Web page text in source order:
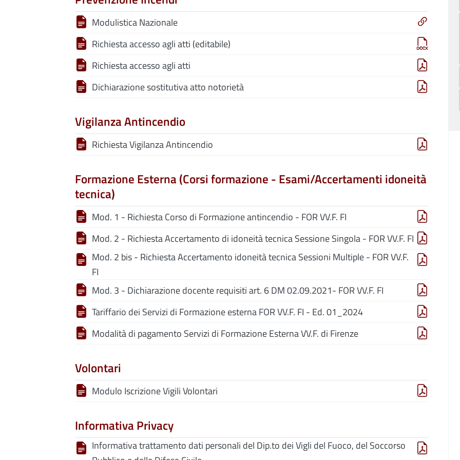
Modulistica Nazionale
Richiesta accesso agli atti (editabile)
Richiesta accesso agli atti
Dichiarazione sostitutiva atto notorietà
Vigilanza Antincendio
Richiesta Vigilanza Antincendio
Formazione Esterna (Corsi formazione - Esami/Accertamenti idoneità
tecnica)
Mod. 1 - Richiesta Corso di Formazione antincendio - FOR VV.F. FI
Mod. 2 - Richiesta Accertamento di idoneità tecnica Sessione Singola - FOR VV.F. FI
Mod. 2 bis - Richiesta Accertamento idoneità tecnica Sessioni Multiple - FOR VV.F.
FI
Mod. 3 - Dichiarazione docente requisiti art. 6 DM 02.09.2021- FOR VV.F. FI
Tariffario dei Servizi di Formazione esterna FOR VV.F. FI - Ed. 01_2024
Modalità di pagamento Servizi di Formazione Esterna VV.F. di Firenze
Volontari
Modulo Iscrizione Vigili Volontari
Informativa Privacy
Informativa trattamento dati personali del Dip.to dei Vigli del Fuoco, del Soccorso